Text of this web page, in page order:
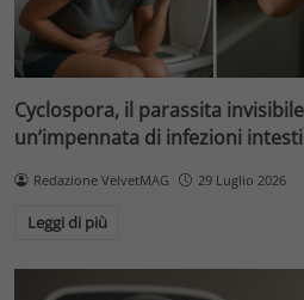
Cyclospora, il parassita
un’impennata di infezioni
Redazione VelvetMAG 29 Luglio 2026
Leggi di più